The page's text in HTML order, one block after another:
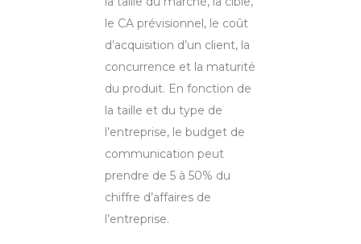
le CA prévisionnel, le coût
d’acquisition d’un client, la
concurrence et la maturité
du produit. En fonction de
la taille et du type de
l’entreprise, le budget de
communication peut
prendre de 5 à 50% du
chiffre d’affaires de
l’entreprise.